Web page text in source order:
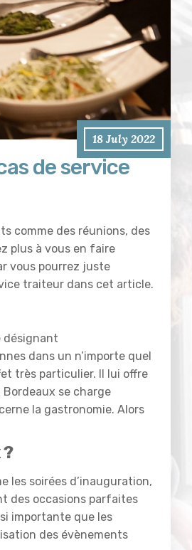
18 July 2022
de service
comme des réunions, des
plus à vous en faire
vous pourrez juste
traiteur dans cet article.
désignant
dans un n’importe quel
très particulier. Il lui offre
se charge
la gastronomie. Alors
les soirées d’inauguration,
des occasions parfaites
importante que les
des évènements